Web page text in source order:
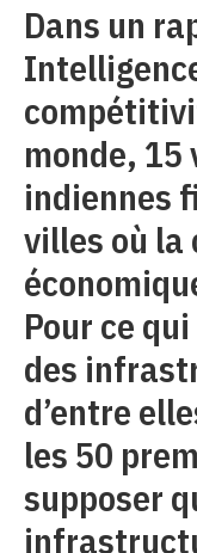
Dans un
monde,
indiennes
villes où la
Pour ce
des
d’entre
les 50
supposer